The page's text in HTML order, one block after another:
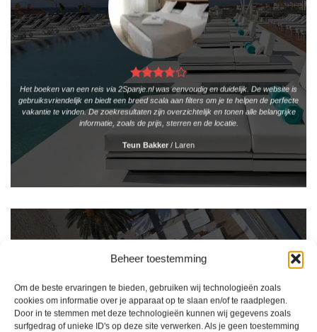
Beheer toestemming
Om de beste ervaringen te bieden, gebruiken wij technologieën zoals
cookies om informatie over je apparaat op te slaan en/of te raadplegen.
Door in te stemmen met deze technologieën kunnen wij gegevens zoals
surfgedrag of unieke ID's op deze site verwerken. Als je geen toestemming
Het boeken van een reis via 2Spanje.nl was eenvoudig en duidelijk. De website is
gebruiksvriendelijk en biedt een breed scala aan filters om je te helpen de perfecte
vakantie te vinden. De zoekresultaten zijn overzichtelijk en tonen alle belangrijke
informatie, zoals de prijs, sterren en de locatie.
Teun Bakker / Laren